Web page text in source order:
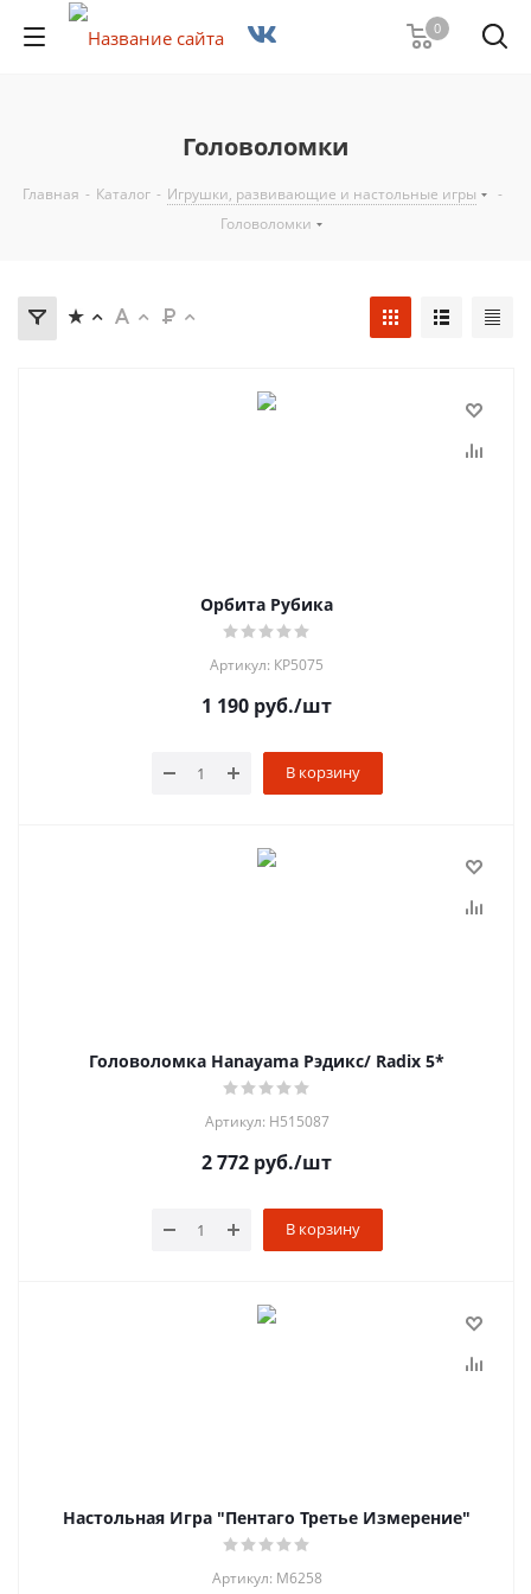
0
Головоломки
Главная - Каталог - Игрушки, развивающие и настольные игры
-
Головоломки
Орбита Рубика
Артикул: КР5075
1 190 руб./шт
В корзину
Головоломка Hanayama Рэдикс/ Radix 5*
Артикул: H515087
2 772 руб./шт
В корзину
Настольная Игра "Пентаго Третье Измерение"
Артикул: M6258